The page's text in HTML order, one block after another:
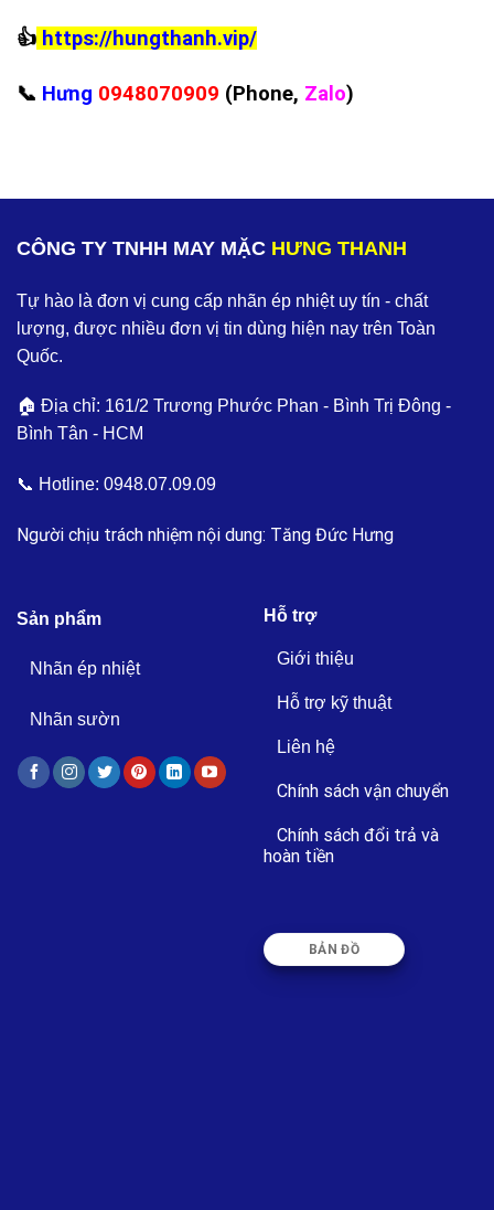
👍 https://hungthanh.vip/
📞 Hưng 0948070909 (Phone, Zalo)
CÔNG TY TNHH MAY MẶC HƯNG THANH
Tự hào là đơn vị cung cấp nhãn ép nhiệt uy tín - chất
lượng, được nhiều đơn vị tin dùng hiện nay trên Toàn
Quốc.
🏠 Địa chỉ: 161/2 Trương Phước Phan - Bình Trị Đông -
Bình Tân - HCM
📞 Hotline: 0948.07.09.09
Người chịu trách nhiệm nội dung: Tăng Đức Hưng
Sản phẩm
Nhãn ép nhiệt
Nhãn sườn
Hỗ trợ
Giới thiệu
Hỗ trợ kỹ thuật
Liên hệ
Chính sách vận chuyển
Chính sách đổi trả và
hoàn tiền
BẢN ĐỒ